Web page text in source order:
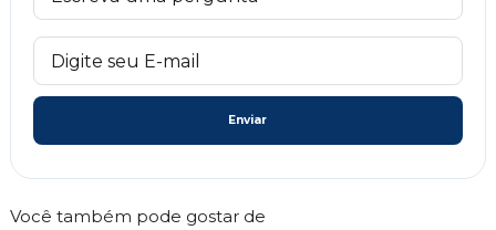
Enviar
Você também pode gostar de